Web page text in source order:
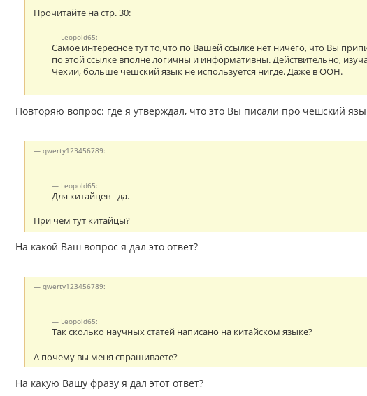
Прочитайте на стр. 30:
Leopold65:
Самое интересное тут то,что по Вашей ссылке нет ничего, что Вы
по этой ссылке вполне логичны и информативны. Действительно,
Чехии, больше чешский язык не используется нигде. Даже в ООН.
Повторяю вопрос: где я утверждал, что это Вы писали про чешский
qwerty123456789:
Leopold65:
Для китайцев - да.
При чем тут китайцы?
На какой Ваш вопрос я дал это ответ?
qwerty123456789:
Leopold65:
Так сколько научных статей написано на китайском языке?
А почему вы меня спрашиваете?
На какую Вашу фразу я дал этот ответ?